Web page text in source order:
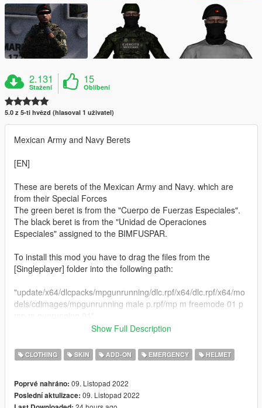
2.131
Stažení
15
Oblíbení
5.0 z 5-ti hvězd (hlasoval 1 uživatel)
Mexican Army and Navy Berets
[EN]
These are berets of the Mexican Army and Navy. which are
from their Special Forces
The green beret is from the "Cuerpo de Fuerzas Especiales".
The black beret is from the "Unidad de Operaciones
Especiales" assigned to the BIMFUSPAR.
To install this mod you have to drag the files from the
[Singleplayer] folder into the following path:
"update/x64/dlcpacks/mpgunrunning/dlc.rpf/x64/dlc.rpf/x64/mo
dels/cdimages/mpgunrunning male p.rpf/mp m freemode 01 p
Estas son Boinas del Ejercito y Armada de Mexico las Cuales
La Boina verde es del "Cuerpo de Fuerzas Especiales"
Show Full Description
CLOTHING SKIN ADD-ON EMERGENCY HELMET
Poprvé nahráno: 09. Listopad 2022
Poslední aktulizace: 09. Listopad 2022